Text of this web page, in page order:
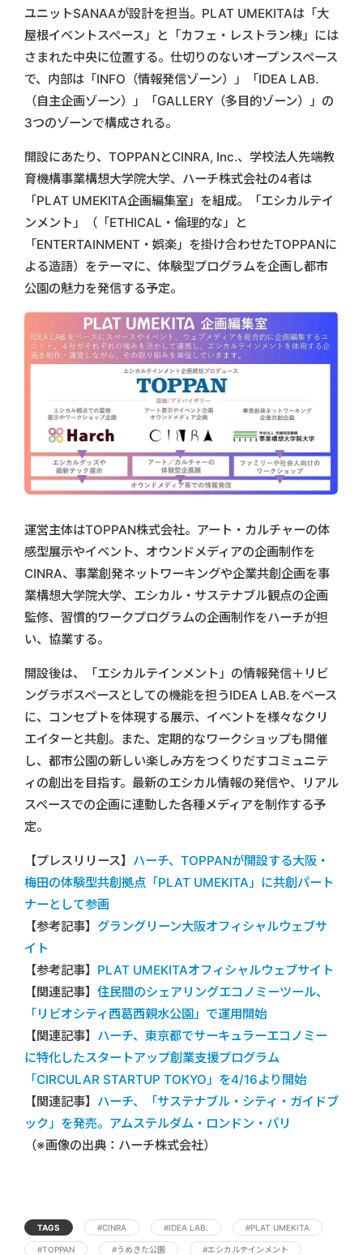
ユニットSANAAが設計を担当。PLAT UMEKITAは「大
屋根イベントスペース」と「カフェ・レストラン棟」には
さまれた中央に位置する。仕切りのないオープンスペース
で、内部は「INFO（情報発信ゾーン）」「IDEA LAB.
（自主企画ゾーン）」「GALLERY（多目的ゾーン）」の
3つのゾーンで構成される。
開設にあたり、TOPPANとCINRA, Inc.、学校法人先端教
育機構事業構想大学院大学、ハーチ株式会社の4者は
「PLAT UMEKITA企画編集室」を組成。「エシカルテイ
ンメント」（「ETHICAL・倫理的な」と
「ENTERTAINMENT・娯楽」を掛け合わせたTOPPANに
よる造語）をテーマに、体験型プログラムを企画し都市
公園の魅力を発信する予定。
運営主体はTOPPAN株式会社。アート・カルチャーの体
感型展示やイベント、オウンドメディアの企画制作を
CINRA、事業創発ネットワーキングや企業共創企画を事
業構想大学院大学、エシカル・サステナブル観点の企画
監修、習慣的ワークプログラムの企画制作をハーチが担
い、協業する。
開設後は、「エシカルテインメント」の情報発信＋リビ
ングラボスペースとしての機能を担うIDEA LAB.をベース
に、コンセプトを体現する展示、イベントを様々なクリ
エイターと共創。また、定期的なワークショップも開催
し、都市公園の新しい楽しみ方をつくりだすコミュニテ
ィの創出を目指す。最新のエシカル情報の発信や、リアル
スペースでの企画に連動した各種メディアを制作する予
定。
【プレスリリース】 ハーチ、TOPPANが開設する大阪・
梅田の体験型共創拠点「PLAT UMEKITA」に共創パート
ナーとして参画
【参考記事】 グラングリーン大阪オフィシャルウェブサ
イト
【参考記事】 PLAT UMEKITAオフィシャルウェブサイト
【関連記事】 住民間のシェアリングエコノミーツール、
「リビオシティ西葛西親水公園」で運用開始
【関連記事】 ハーチ、東京都でサーキュラーエコノミー
に特化したスタートアップ創業支援プログラム
「CIRCULAR STARTUP TOKYO」を4/16より開始
【関連記事】 ハーチ、「サステナブル・シティ・ガイドブ
ック」を発売。アムステルダム・ロンドン・パリ
（※画像の出典：ハーチ株式会社）
TAGS #CINRA #IDEA LAB. #PLAT UMEKITA
#TOPPAN #うめきた公園 #エシカルテインメント